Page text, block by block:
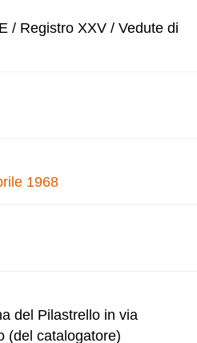
/ Registro XXV / Vedute di
1968
del Pilastrello in via
(del catalogatore)